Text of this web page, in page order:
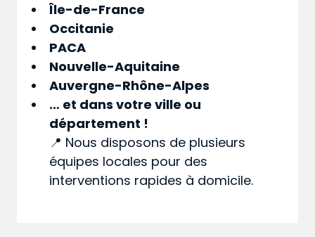
Île-de-France
Occitanie
PACA
Nouvelle-Aquitaine
Auvergne-Rhône-Alpes
… et dans votreville ou
département !
📍 Nous disposons de plusieurs
équipes locales pour des
interventions rapides à domicile.